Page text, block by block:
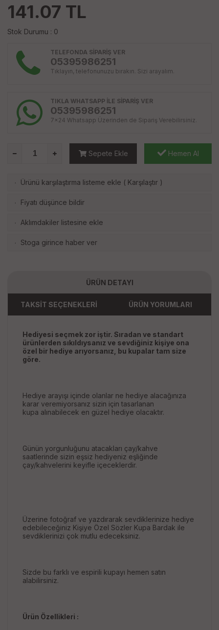
141.07 TL
Stok Durumu : 0
TELEFONDA SİPARİŞ VER
05395986251
Tıklayın, telefonunuzu bırakın. Sizi arayalım.
TIKLA WHATSAPP İLE SİPARİŞ VER
05395986251
7x24 Whatsapp Üzerinden de Sipariş Verebilirsiniz.
Sepete Ekle Hemen Al
· Ürünü karşılaştırma listeme ekle ( Karşılaştır )
· Fiyatı düşünce bildir
· Aklımdakiler listesine ekle
· Stoga girince haber ver
ÜRÜN DETAYI
TAKSİT SEÇENEKLERİ ÜRÜN YORUMLARI
Hediyesi seçmek zor iştir. Sıradan ve standart
ürünlerden sıkıldıysanız ve sevdiğiniz kişiye ona
özel bir hediye arıyorsanız, bu kupalar tam size
göre.
Hediye arayışı içinde olanlar ne hediye alacağınıza
karar veremiyorsanız sizin için tasarlanan
kupa alınabilecek en güzel hediye olacaktır.
Günün yorgunluğunu atacakları çay/kahve
saatlerinde sizin eşsiz hediyeniz eşliğinde
çay/kahvelerini keyifle içeceklerdir.
Üzerine fotoğraf ve yazdırarak sevdiklerinize hediye
edebileceğiniz Kişiye Özel Sözler Kupa Bardak ile
sevdiklerinizi çok mutlu edeceksiniz.
Sizde bu farklı ve espirili kupayı hemen satın
alabilirsiniz.
Ürün Özellikleri :